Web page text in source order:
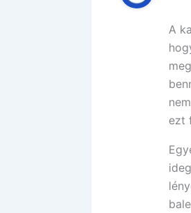
A
ezt